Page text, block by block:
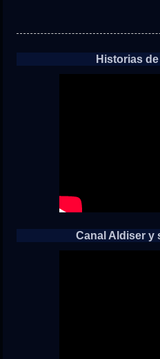
Historias
Canal Aldiser y